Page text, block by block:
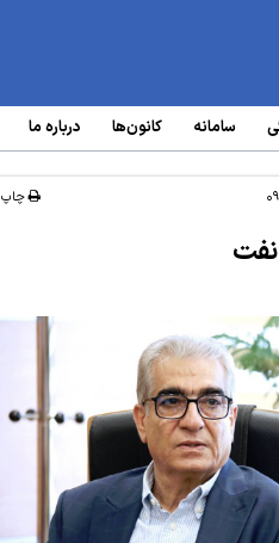
سامانه‌ کانون‌ها درباره ما
چاپ